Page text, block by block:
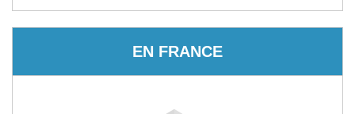
EN FRANCE